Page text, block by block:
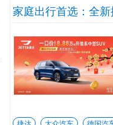
家庭出行首选：全
捷达 大众汽车 德国汽